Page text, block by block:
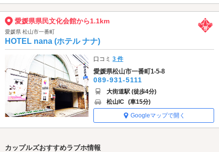
愛媛県県民文化会館から1.1km
愛媛県 松山市一番町
HOTEL nana (ホテル ナナ)
口コミ3 件
愛媛県松山市一番町1-5-8
089-931-5111
大街道駅 (徒歩4分)
松山IC (車15分)
Googleマップで開く
カップルズおすすめラブホ情報